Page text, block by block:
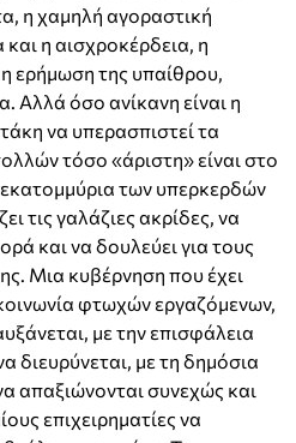
η χαμηλή αγοραστική
η αισχροκέρδεια, η
ερήμωση της υπαίθρου,
Αλλά όσο ανίκανη είναι η
να υπερασπιστεί τα
τόσο «άριστη» είναι στο
των υπερκερδών
τις γαλάζιες ακρίδες, να
και να δουλεύει για τους
Μια κυβέρνηση που έχει
φτωχών εργαζόμενων,
με την επισφάλεια
διευρύνεται, με τη δημόσια
απαξιώνονται συνεχώς και
επιχειρηματίες να